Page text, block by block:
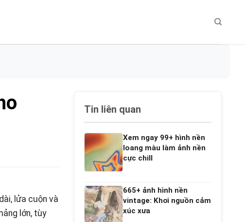
lửa cuộn và
lớn, tùy
Tin liên quan
Xem ngay 99+ hình nền
loang màu làm ảnh nền
cực chill
665+ ảnh hình nền
vintage: Khơi nguồn cảm
xúc xưa